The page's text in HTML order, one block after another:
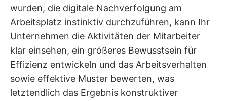
wurden, die digitale Nachverfolgung am
Arbeitsplatz instinktiv durchzuführen, kann Ihr
Unternehmen die Aktivitäten der Mitarbeiter
klar einsehen, ein größeres Bewusstsein für
Effizienz entwickeln und das Arbeitsverhalten
sowie effektive Muster bewerten, was
letztendlich das Ergebnis konstruktiver